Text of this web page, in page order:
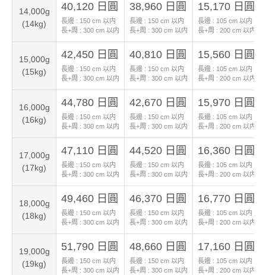
14,000g
(14kg)
40,120 日圓
長邊 : 150 cm 以内
長+周 : 300 cm 以内
38,960 日圓
長邊 : 150 cm 以内
長+周 : 300 cm 以内
15,170 日圓
長邊 : 105 cm 以内
長+周 : 200 cm 以内
15,000g
(15kg)
42,450 日圓
長邊 : 150 cm 以内
長+周 : 300 cm 以内
40,810 日圓
長邊 : 150 cm 以内
長+周 : 300 cm 以内
15,560 日圓
長邊 : 105 cm 以内
長+周 : 200 cm 以内
16,000g
(16kg)
44,780 日圓
長邊 : 150 cm 以内
長+周 : 300 cm 以内
42,670 日圓
長邊 : 150 cm 以内
長+周 : 300 cm 以内
15,970 日圓
長邊 : 105 cm 以内
長+周 : 200 cm 以内
17,000g
(17kg)
47,110 日圓
長邊 : 150 cm 以内
長+周 : 300 cm 以内
44,520 日圓
長邊 : 150 cm 以内
長+周 : 300 cm 以内
16,360 日圓
長邊 : 105 cm 以内
長+周 : 200 cm 以内
18,000g
(18kg)
49,460 日圓
長邊 : 150 cm 以内
長+周 : 300 cm 以内
46,370 日圓
長邊 : 150 cm 以内
長+周 : 300 cm 以内
16,770 日圓
長邊 : 105 cm 以内
長+周 : 200 cm 以内
19,000g
(19kg)
51,790 日圓
長邊 : 150 cm 以内
長+周 : 300 cm 以内
48,660 日圓
長邊 : 150 cm 以内
長+周 : 300 cm 以内
17,160 日圓
長邊 : 105 cm 以内
長+周 : 200 cm 以内